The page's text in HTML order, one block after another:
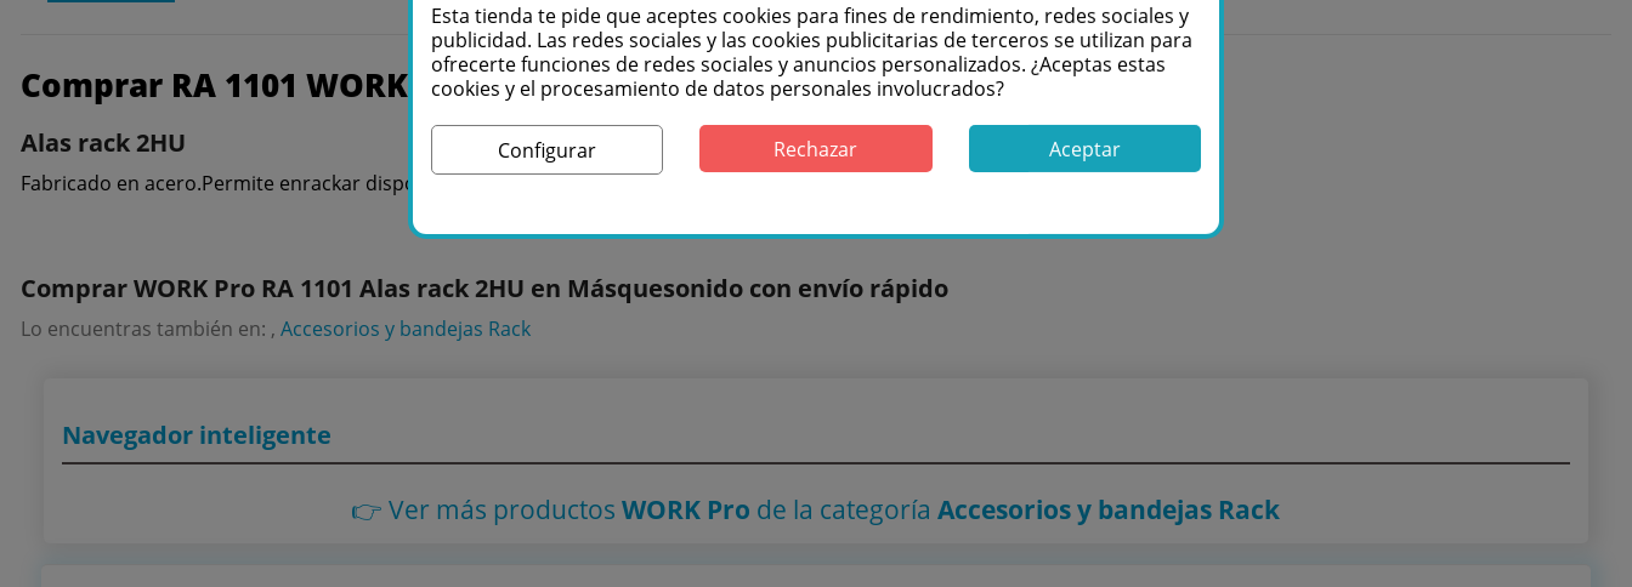
Comprar RA 1101 WORK Pro Alas rack 2HU
Alas rack 2HU
Fabricado en acero.Permite enrackar dispositivos.Anchura según dispositivo.Color negro.
Comprar WORK Pro RA 1101 Alas rack 2HU en Másquesonido con envío rápido
Lo encuentras también en: , Accesorios y bandejas Rack
Navegador inteligente
👉 Ver más productosWORK Pro de la categoríaAccesorios y bandejas Rack
Esta tienda te pide que aceptes cookies para fines de rendimiento, redes sociales y
publicidad. Las redes sociales y las cookies publicitarias de terceros se utilizan para
ofrecerte funciones de redes sociales y anuncios personalizados. ¿Aceptas estas
cookies y el procesamiento de datos personales involucrados?
Configurar Rechazar Aceptar